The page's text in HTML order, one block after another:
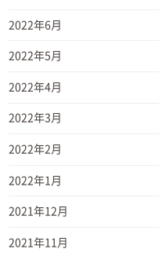
2022年6月
2022年5月
2022年4月
2022年3月
2022年2月
2022年1月
2021年12月
2021年11月